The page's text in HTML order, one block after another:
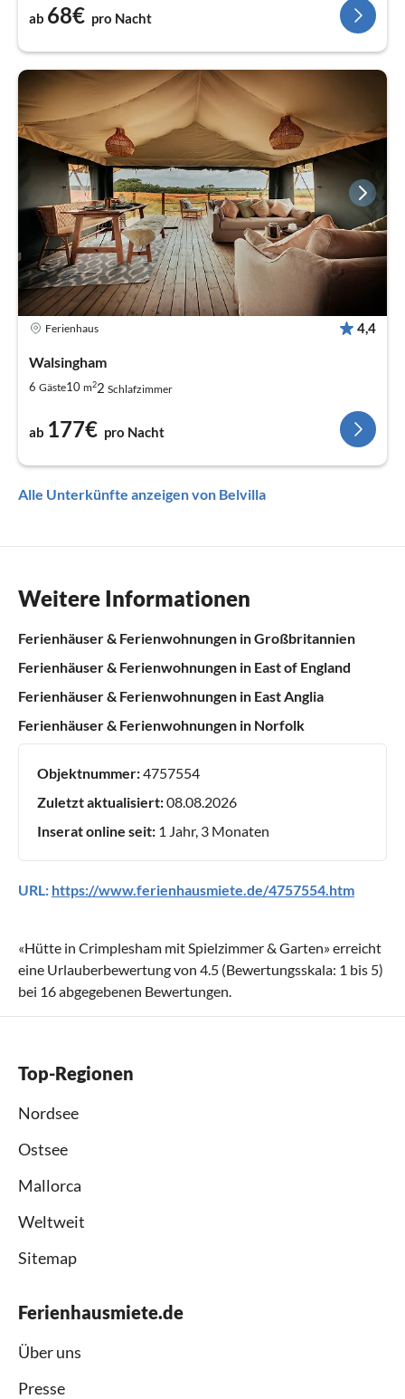
ab 68€ pro Nacht
Ferienhaus 4,4
Walsingham
6 Gäste10 m22 Schlafzimmer
ab 177€ pro Nacht
Alle Unterkünfte anzeigen von Belvilla
Weitere Informationen
Ferienhäuser & Ferienwohnungen in Großbritannien
Ferienhäuser & Ferienwohnungen in East of England
Ferienhäuser & Ferienwohnungen in East Anglia
Ferienhäuser & Ferienwohnungen in Norfolk
Objektnummer:4757554
Zuletzt aktualisiert:08.08.2026
Inserat online seit: 1 Jahr, 3 Monaten
URL: https://www.ferienhausmiete.de/4757554.htm
«Hütte in Crimplesham mit Spielzimmer & Garten» erreicht
eine Urlauberbewertung von 4.5 (Bewertungsskala: 1 bis 5)
bei 16abgegebenen Bewertungen.
Top-Regionen
Nordsee
Ostsee
Mallorca
Weltweit
Sitemap
Ferienhausmiete.de
Über uns
Presse